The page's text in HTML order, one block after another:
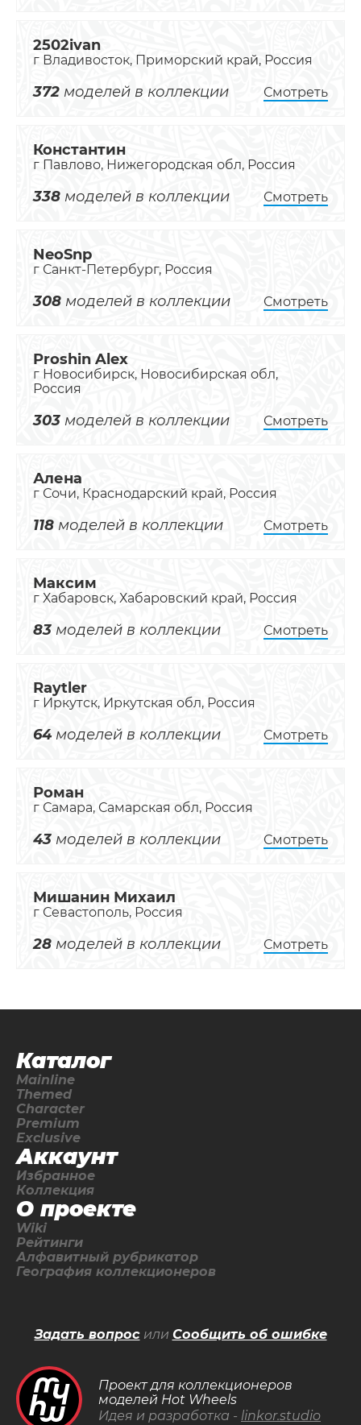
2502ivan
г Владивосток, Приморский край, Россия
372 моделей в коллекции Смотреть
Константин
г Павлово, Нижегородская обл, Россия
338 моделей в коллекции Смотреть
NeoSnp
г Санкт-Петербург, Россия
308 моделей в коллекции Смотреть
Proshin Alex
г Новосибирск, Новосибирская обл,
Россия
303 моделей в коллекции Смотреть
Алена
г Сочи, Краснодарский край, Россия
118 моделей в коллекции Смотреть
Максим
г Хабаровск, Хабаровский край, Россия
83 моделей в коллекции Смотреть
Raytler
г Иркутск, Иркутская обл, Россия
64моделей в коллекции Смотреть
Роман
г Самара, Самарская обл, Россия
43 моделей в коллекции Смотреть
Мишанин Михаил
г Севастополь, Россия
28 моделей в коллекции Смотреть
Каталог
Mainline
Themed
Character
Premium
Exclusive
Аккаунт
Избранное
Коллекция
О проекте
Wiki
Рейтинги
Алфавитный рубрикатор
География коллекционеров
Проект для коллекционеров
моделей Hot Wheels
Идея и разработка - linkor.studio
Задать вопросили Сообщить об ошибке